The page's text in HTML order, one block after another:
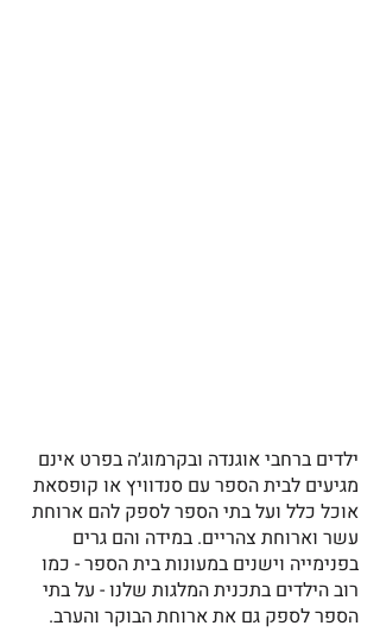
ילדים ברחבי אוגנדה ובקרמוג׳ה בפרט אינם
מגיעים לבית הספר עם סנדוויץ או קופסאת
אוכל כלל ועל בתי הספר לספק להם ארוחת
עשר וארוחת צהריים. במידה והם גרים
בפנימייה וישנים במעונות בית הספר - כמו
רוב הילדים בתכנית המלגות שלנו - על בתי
הספר לספק גם את ארוחת הבוקר והערב.